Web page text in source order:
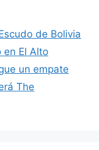
p
ar
tir
de Bolivia
en El Alto
un empate
The